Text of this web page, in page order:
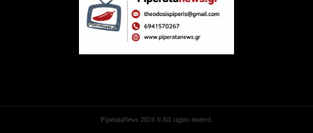
PiperataNews 2024 ©All rights reservd.